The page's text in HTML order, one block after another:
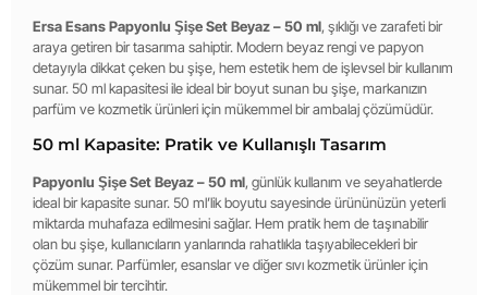
Ersa Esans Papyonlu Şişe Set Beyaz – 50 ml, şıklığı ve zarafeti bir
araya getiren bir tasarıma sahiptir. Modern beyaz rengi ve papyon
detayıyla dikkat çeken bu şişe, hem estetik hem de işlevsel bir kullanım
sunar. 50 ml kapasitesi ile ideal bir boyut sunan bu şişe, markanızın
parfüm ve kozmetik ürünleri için mükemmel bir ambalaj çözümüdür.
50 ml Kapasite: Pratik ve Kullanışlı Tasarım
Papyonlu Şişe Set Beyaz – 50 ml, günlük kullanım ve seyahatlerde
ideal bir kapasite sunar. 50 ml’lik boyutu sayesinde ürününüzün yeterli
miktarda muhafaza edilmesini sağlar. Hem pratik hem de taşınabilir
olan bu şişe, kullanıcıların yanlarında rahatlıkla taşıyabilecekleri bir
çözüm sunar. Parfümler, esanslar ve diğer sıvı kozmetik ürünler için
mükemmel bir tercihtir.